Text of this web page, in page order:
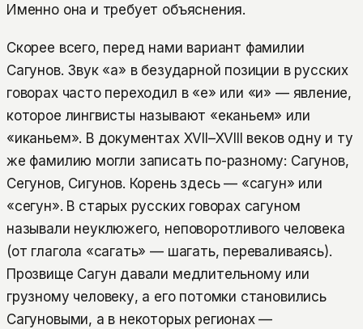
Именно она и требует объяснения.
Скорее всего, перед нами вариант фамилии
Сагунов. Звук «а» в безударной позиции в русских
говорах часто переходил в «е» или «и» — явление,
которое лингвисты называют «еканьем» или
«иканьем». В документах XVII–XVIII веков одну и ту
же фамилию могли записать по-разному: Сагунов,
Сегунов, Сигунов. Корень здесь — «сагун» или
«сегун». В старых русских говорах сагуном
называли неуклюжего, неповоротливого человека
(от глагола «сагать» — шагать, переваливаясь).
Прозвище Сагун давали медлительному или
грузному человеку, а его потомки становились
Сагуновыми, а в некоторых регионах —